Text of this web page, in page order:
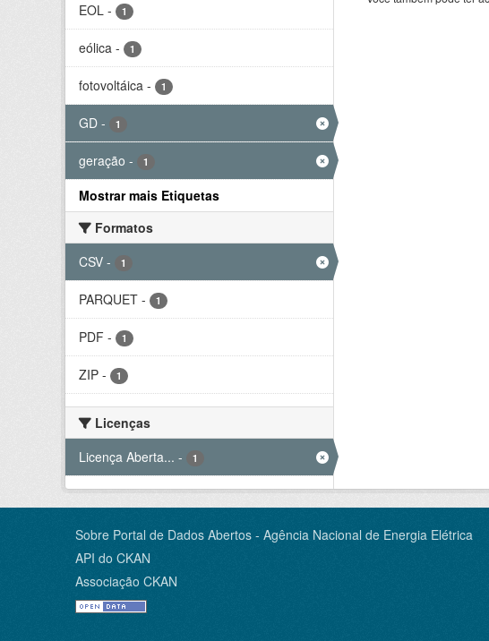
EOL - 1
eólica - 1
fotovoltáica - 1
GD - 1
geração - 1
Mostrar mais Etiquetas
Formatos
CSV - 1
PARQUET - 1
PDF - 1
ZIP - 1
Licenças
Licença Aberta... - 1
Sobre Portal de Dados Abertos - Agência Nacional de Energia Elétrica
API do CKAN
Associação CKAN